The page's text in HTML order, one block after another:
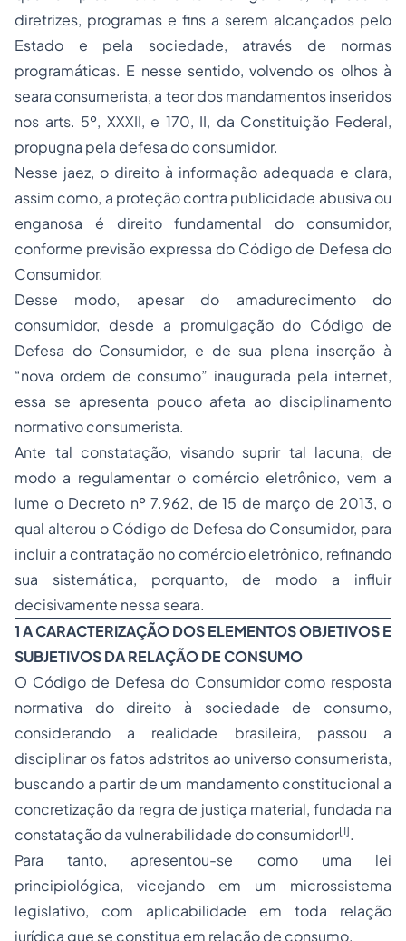
diretrizes, programas e fins a serem alcançados pelo
Estado e pela sociedade, através de normas
programáticas. E nesse sentido, volvendo os olhos à
seara consumerista, a teor dos mandamentos inseridos
nos arts. 5º, XXXII, e 170, II, da Constituição Federal,
propugna pela defesa do consumidor.
Nesse jaez, o direito à informação adequada e clara,
assim como, a proteção contra publicidade abusiva ou
enganosa é direito fundamental do consumidor,
conforme previsão expressa do Código de Defesa do
Consumidor.
Desse modo, apesar do amadurecimento do
consumidor, desde a promulgação do Código de
Defesa do Consumidor, e de sua plena inserção à
“nova ordem de consumo” inaugurada pela internet,
essa se apresenta pouco afeta ao disciplinamento
normativo consumerista.
Ante tal constatação, visando suprir tal lacuna, de
modo a regulamentar o comércio eletrônico, vem a
lume o Decreto nº 7.962, de 15 de março de 2013, o
qual alterou o Código de Defesa do Consumidor, para
incluir a contratação no comércio eletrônico, refinando
sua sistemática, porquanto, de modo a influir
decisivamente nessa seara.
1 A CARACTERIZAÇÃO DOS ELEMENTOS OBJETIVOS E
SUBJETIVOS DA RELAÇÃO DE CONSUMO
O Código de Defesa do Consumidor como resposta
normativa do direito à sociedade de consumo,
considerando a realidade brasileira, passou a
disciplinar os fatos adstritos ao universo consumerista,
buscando a partir de um mandamento constitucional a
concretização da regra de justiça material, fundada na
constatação da vulnerabilidade do consumidor[1].
Para tanto, apresentou-se como uma lei
principiológica, vicejando em um microssistema
legislativo, com aplicabilidade em toda relação
jurídica que se constitua em relação de consumo.